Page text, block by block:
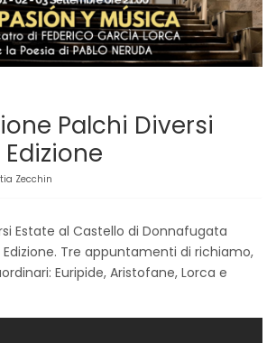
Palchi Diversi
Edizione
Zecchin
Estate al Castello di Donnafugata
Edizione. Tre appuntamenti di richiamo,
Euripide, Aristofane, Lorca e